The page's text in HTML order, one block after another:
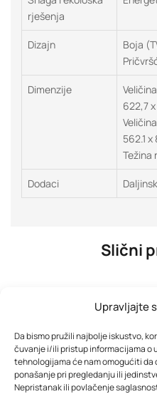
Upravljajte
Da bismo pružili najbolje iskustvo,
čuvanje i/ili pristup informacijama o
tehnologijama će nam omogućiti da
ponašanje pri pregledanju ili
Nepristanak ili povlačenje
rješenja
Dizajn
Boja
Dimenzije
622,7
562.1
Težina
Dodaci
Slični